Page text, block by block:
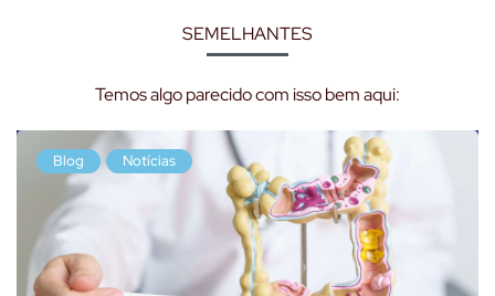
SEMELHANTES
Temos algo parecido com isso bem aqui:
Blog Notícias